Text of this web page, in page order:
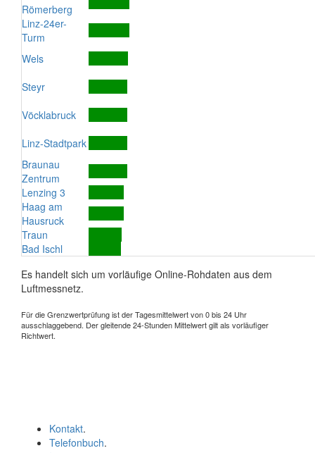
Römerberg
Linz-24er-
Turm
Wels
Steyr
Vöcklabruck
Linz-Stadtpark
Braunau
Zentrum
Lenzing 3
Haag am
Hausruck
Traun
Bad Ischl
Es handelt sich um vorläufige Online-Rohdaten aus dem
Luftmessnetz.
Für die Grenzwertprüfung ist der Tagesmittelwert von 0 bis 24 Uhr
ausschlaggebend. Der gleitende 24-Stunden Mittelwert gilt als vorläufiger
Richtwert.
Kontakt.
Telefonbuch.